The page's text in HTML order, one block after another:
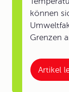
Artikel
können
Grenzen